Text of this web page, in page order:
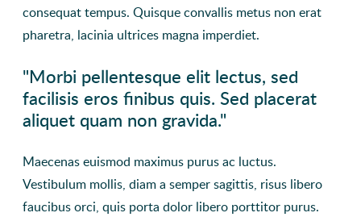
consequat tempus. Quisque convallis metus non erat
pharetra, lacinia ultrices magna imperdiet.
"Morbi pellentesque elit lectus, sed
facilisis eros finibus quis. Sed placerat
aliquet quam non gravida."
Maecenas euismod maximus purus ac luctus.
Vestibulum mollis, diam a semper sagittis, risus libero
faucibus orci, quis porta dolor libero porttitor purus.